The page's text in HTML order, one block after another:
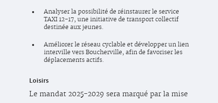
Analyser la possibilité de réinstaurer le service
TAXI 12-17, une initiative de transport collectif
destinée aux jeunes.
Améliorer le réseau cyclable et développer un lien
interville vers Boucherville, afin de favoriser les
déplacements actifs.
Loisirs
Le mandat 2025-2029 sera marqué par la mise